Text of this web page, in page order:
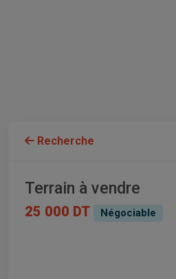
Recherche
Terrain à vendre
25 000 DT Négociable